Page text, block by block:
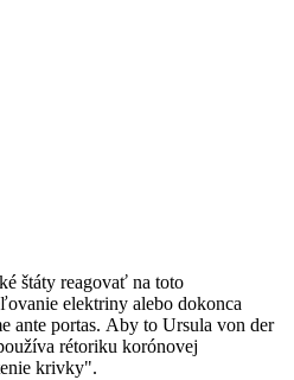
štáty reagovať na toto
elektriny alebo dokonca
ante portas. Aby to Ursula von der
rétoriku korónovej
krivky".